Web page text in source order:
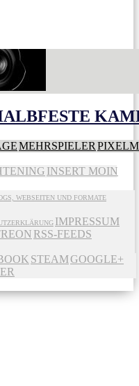
MEHRSPIELER
INSERT MOIN
WEBSEITEN UND FORMATE
IMPRESSUM
RSS-FEEDS
STEAMGOOGLE+